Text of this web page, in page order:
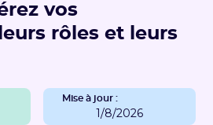
vos
rôles et leurs
Mise à jour :
1/8/2026